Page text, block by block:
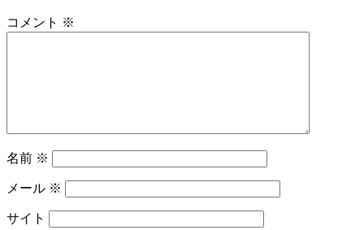
コメント ※
名前 ※
メール ※
サイト